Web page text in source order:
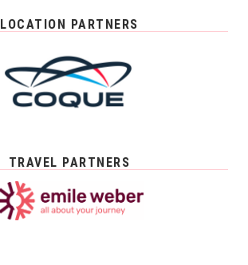
LOCATION PARTNERS
TRAVEL PARTNERS